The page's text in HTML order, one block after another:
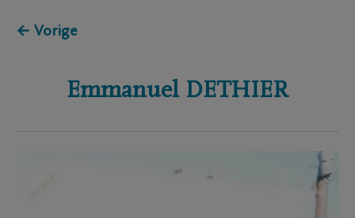
← Vorige
Emmanuel DETHIER